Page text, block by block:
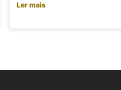
Ler mais